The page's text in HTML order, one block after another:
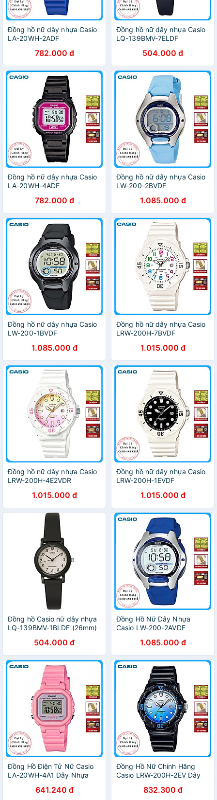
Đồng hồ nữ dây nhựa Casio
LA-20WH-2ADF
782.000 đ
Đồng hồ nữ dây nhựa Casio
LQ-139BMV-7ELDF
504.000 đ
Đồng hồ nữ dây nhựa Casio
LA-20WH-4ADF
782.000 đ
Đồng hồ nữ dây nhựa Casio
LW-200-2BVDF
1.085.000 đ
Đồng hồ nữ dây nhựa Casio
LW-200-1BVDF
1.085.000 đ
Đồng hồ nữ dây nhựa Casio
LRW-200H-7BVDF
1.015.000 đ
Đồng hồ nữ dây nhựa Casio
LRW-200H-4E2VDR
1.015.000 đ
Đồng hồ nữ dây nhựa Casio
LRW-200H-1EVDF
1.015.000 đ
Đồng hồ Casio nữ dây nhựa
LQ-139BMV-1BLDF (26mm)
504.000 đ
Đồng Hồ Nữ Dây Nhựa
Casio LW-200-2AVDF
1.085.000 đ
Đồng Hồ Điện Tử Nữ Casio
LA-20WH-4A1 Dây Nhựa
641.240 đ
Đồng Hồ Nữ Chính Hãng
Casio LRW-200H-2EV Dây
832.300 đ